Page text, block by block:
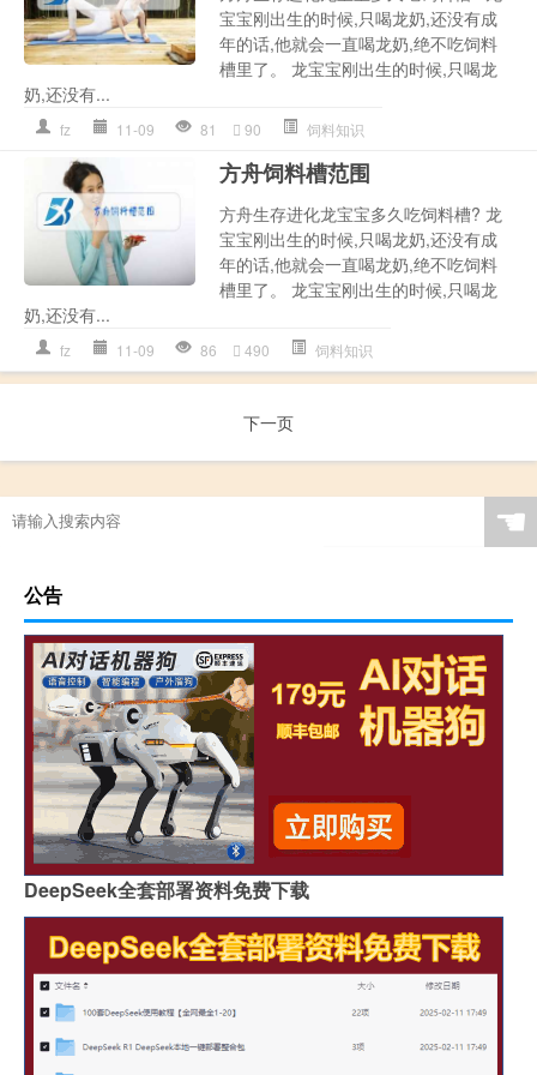
宝宝刚出生的时候,只喝龙奶,还没有成
年的话,他就会一直喝龙奶,绝不吃饲料
槽里了。 龙宝宝刚出生的时候,只喝龙
奶,还没有...
fz 11-09 81 90 饲料知识
方舟饲料槽范围
方舟生存进化龙宝宝多久吃饲料槽? 龙
宝宝刚出生的时候,只喝龙奶,还没有成
年的话,他就会一直喝龙奶,绝不吃饲料
槽里了。 龙宝宝刚出生的时候,只喝龙
奶,还没有...
fz 11-09 86 490 饲料知识
下一页
☚
公告
DeepSeek全套部署资料免费下载